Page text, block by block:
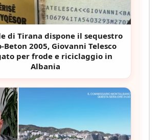
di Tirana dispone il sequestro
Beton 2005, Giovanni Telesco
per frode e riciclaggio in
Albania